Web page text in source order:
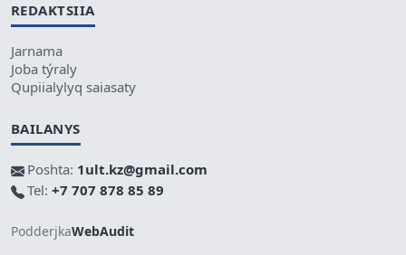
REDAKTSIIA
Jarnama
Joba týraly
Qupiialylyq saiasaty
BAILANYS
Poshta: 1ult.kz@gmail.com
Tel: +7 707 878 85 89
PodderjkaWebAudit